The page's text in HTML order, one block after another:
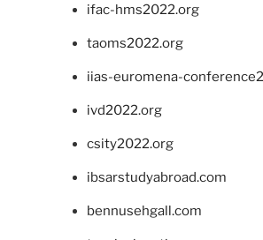
ifac-hms2022.org
taoms2022.org
iias-euromena-
ivd2022.org
csity2022.org
ibsarstudyabroad.com
bennusehgall.com